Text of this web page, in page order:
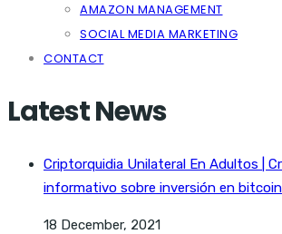
AMAZON MANAGEMENT
SOCIAL MEDIA MARKETING
CONTACT
Latest News
Criptorquidia Unilateral En Adultos |
informativo sobre inversión en bitcoin
18 December, 2021